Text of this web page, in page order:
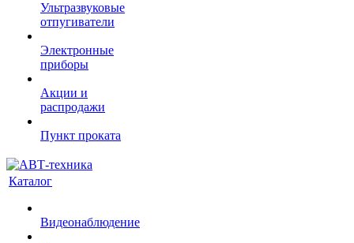
Ультразвуковые
отпугиватели
Электронные
приборы
Акции и
распродажи
Пункт проката
Каталог
Видеонаблюдение